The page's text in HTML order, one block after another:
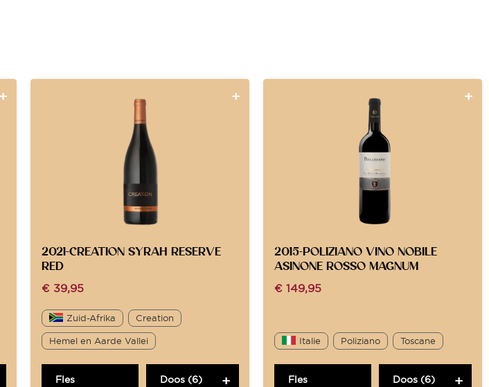
2021-CREATION SYRAH RESERVE
RED
€ 39,95
Zuid-Afrika Creation
Hemel en Aarde Vallei
Fles Doos (6)
2015-POLIZIANO VINO NOBILE
ASINONE ROSSO MAGNUM
€ 149,95
Italie Poliziano Toscane
Fles Doos (6)